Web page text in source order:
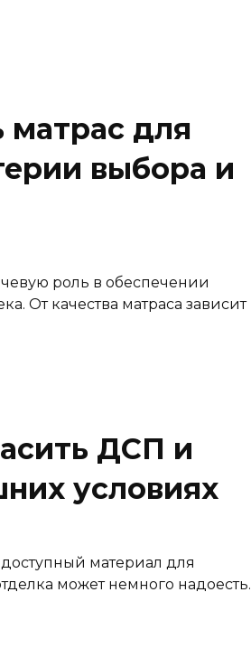
матрас для
выбора и
роль в обеспечении
От качества матраса зависит
ДСП и
условиях
материал для
может немного надоесть.